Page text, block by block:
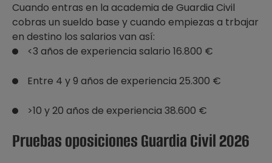
Cuando entras en la academia de Guardia Civil
cobras un sueldo base y cuando empiezas a trbajar
en destino los salarios van así:
<3 años de experiencia salario 16.800 €
Entre 4 y 9 años de experiencia 25.300 €
>10 y 20 años de experiencia 38.600 €
Pruebas oposiciones Guardia Civil 2026